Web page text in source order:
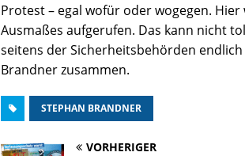
Protest – egal wofür oder wogegen.
Ausmaßes aufgerufen. Das kann nicht
seitens der Sicherheitsbehörden
Brandner zusammen.
STEPHAN BRANDNER
VORHERIGER